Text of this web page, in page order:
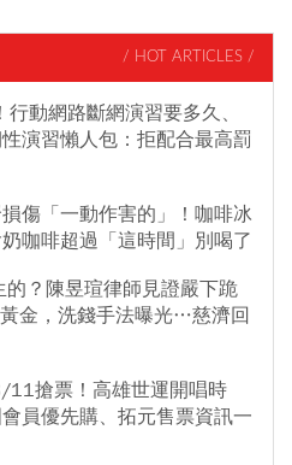
/ HOT ARTICLES /
動網路斷網演習要多久、
演習懶人包：拒配合最高罰
傷「一動作害的」！咖啡冰
咖啡超過「這時間」別喝了
？陳昱瑄律師見證嚴下跪
金，洗錢手法曝光…慈濟回
11搶票！高雄世運開唱時
員優先購、拓元售票資訊一